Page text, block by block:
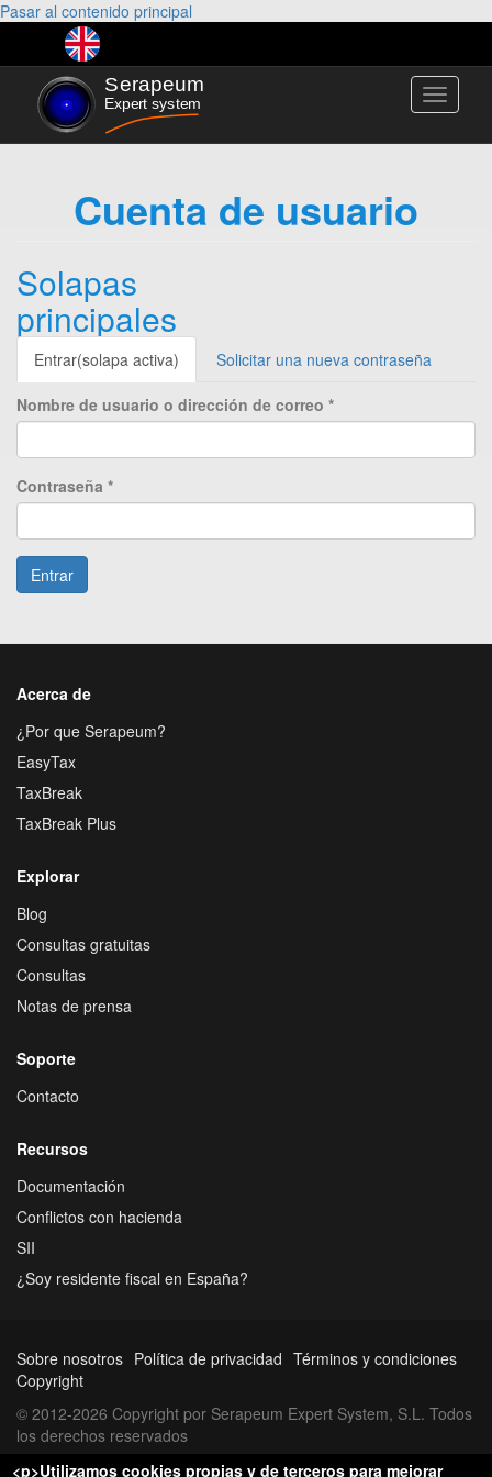
Pasar al contenido principal
Toggle
Cuenta de usuario
Solapas
principales
Entrar(solapa activa) Solicitar una nueva contraseña
Nombre de usuario o dirección de correo *
Contraseña *
Entrar
Acerca de
¿Por que Serapeum?
EasyTax
TaxBreak
TaxBreak Plus
Explorar
Blog
Consultas gratuitas
Consultas
Notas de prensa
Soporte
Contacto
Recursos
Documentación
Conflictos con hacienda
SII
¿Soy residente fiscal en España?
Sobre nosotros Política de privacidad Términos y condiciones
Copyright
© 2012-2026 Copyright por Serapeum Expert System, S.L. Todos
los derechos reservados
<p>Utilizamos cookies propias y de terceros para mejorar